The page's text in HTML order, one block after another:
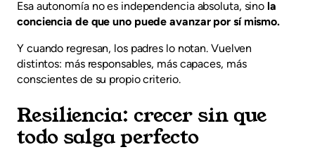
Esa autonomía no es independencia absoluta, sino la
conciencia de que uno puede avanzar por sí mismo.
Y cuando regresan, los padres lo notan. Vuelven
distintos: más responsables, más capaces, más
conscientes de su propio criterio.
Resiliencia: crecer sin que
todo salga perfecto